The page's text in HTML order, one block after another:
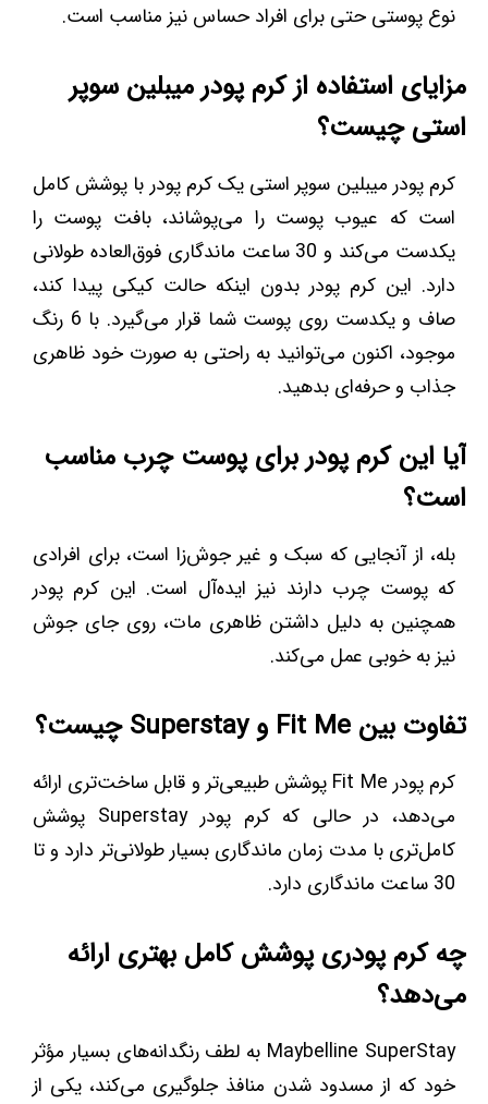
نوع پوستی حتی برای افراد حساس نیز مناسب است.
مزایای استفاده از کرم پودر میبلین سوپر
استی چیست؟
کرم پودر میبلین سوپر استی یک کرم پودر با پوشش کامل
است که عیوب پوست را می‌پوشاند، بافت پوست را
یکدست می‌کند و 30 ساعت ماندگاری فوق‌العاده طولانی
دارد. این کرم پودر بدون اینکه حالت کیکی پیدا کند،
صاف و یکدست روی پوست شما قرار می‌گیرد. با 6 رنگ
موجود، اکنون می‌توانید به راحتی به صورت خود ظاهری
جذاب و حرفه‌ای بدهید.
آیا این کرم پودر برای پوست چرب مناسب
است؟
بله، از آنجایی که سبک و غیر جوش‌زا است، برای افرادی
که پوست چرب دارند نیز ایده‌آل است. این کرم پودر
همچنین به دلیل داشتن ظاهری مات، روی جای جوش
نیز به خوبی عمل می‌کند.
تفاوت بین Fit Me و Superstay چیست؟
کرم پودر Fit Me پوشش طبیعی‌تر و قابل ساخت‌تری ارائه
می‌دهد، در حالی که کرم پودر Superstay پوشش
کامل‌تری با مدت زمان ماندگاری بسیار طولانی‌تر دارد و تا
30 ساعت ماندگاری دارد.
چه کرم پودری پوشش کامل بهتری ارائه
می‌دهد؟
Maybelline SuperStay به لطف رنگدانه‌های بسیار مؤثر
خود که از مسدود شدن منافذ جلوگیری می‌کند، یکی از